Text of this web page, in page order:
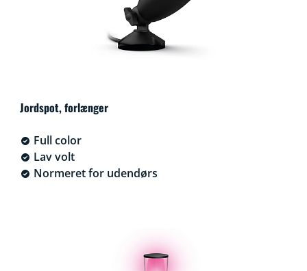
Jordspot, forlænger
Full color
Lav volt
Normeret for udendørs